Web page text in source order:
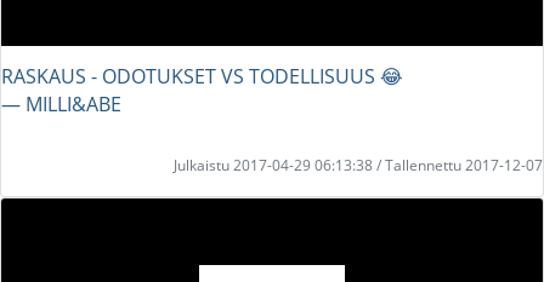
RASKAUS - ODOTUKSET VS TODELLISUUS 😂
― MILLI&ABE
Julkaistu 2017-04-29 06:13:38 / Tallennettu 2017-12-07